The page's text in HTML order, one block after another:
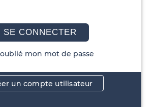
SE CONNECTER
mon mot de passe
un compte utilisateur